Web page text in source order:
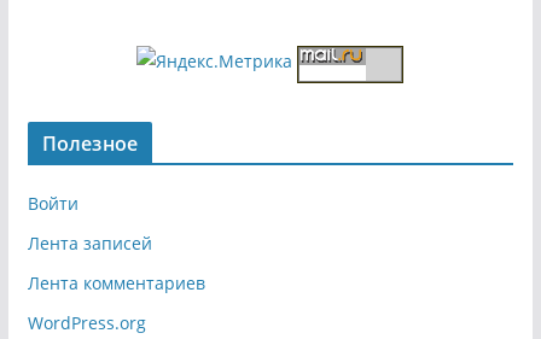
Полезное
Войти
Лента записей
Лента комментариев
WordPress.org